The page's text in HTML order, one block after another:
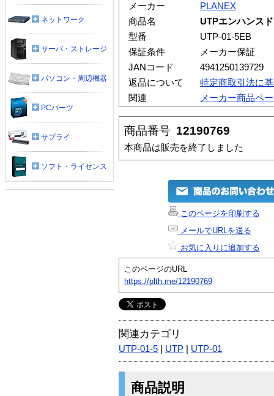
メーカー
PLANEX
商品名
UTPエンハンス
型番
UTP-01-5EB
保証条件
メーカー保証
JANコード
4941250139729
返品について
特定商取引法に
関連
メーカー商品ペ
商品番号 12190769
本商品は販売を終了しました
このページを印刷する
メールでURLを送る
お気に入りに追加する
このページのURL
https://plth.me/12190769
関連カテゴリ
UTP-01-5 UTP UTP-01
商品説明
ネットワーク
サーバ・ストレージ
パソコン・周辺機器
PCパーツ
サプライ
ソフト・ライセンス